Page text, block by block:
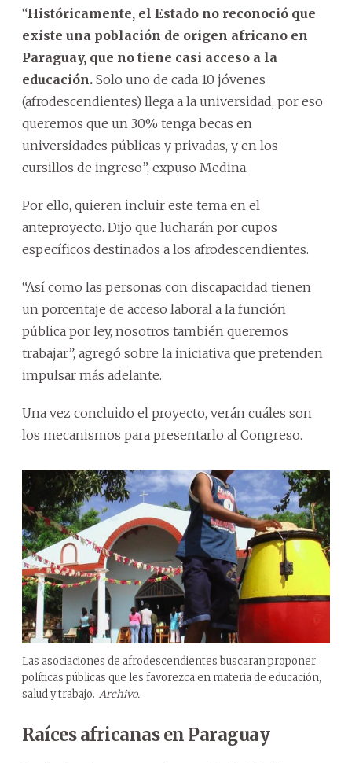
“Históricamente, el Estado no reconoció que
existe una población de origen africano en
Paraguay, que no tiene casi acceso a la
educación. Solo uno de cada 10 jóvenes
(afrodescendientes) llega a la universidad, por eso
queremos que un 30% tenga becas en
universidades públicas y privadas, y en los
cursillos de ingreso”, expuso Medina.
Por ello, quieren incluir este tema en el
anteproyecto. Dijo que lucharán por cupos
específicos destinados a los afrodescendientes.
“Así como las personas con discapacidad tienen
un porcentaje de acceso laboral a la función
pública por ley, nosotros también queremos
trabajar”, agregó sobre la iniciativa que pretenden
impulsar más adelante.
Una vez concluido el proyecto, verán cuáles son
los mecanismos para presentarlo al Congreso.
Las asociaciones de afrodescendientes buscaran proponer
políticas públicas que les favorezca en materia de educación,
salud y trabajo. Archivo.
Raíces africanas en Paraguay